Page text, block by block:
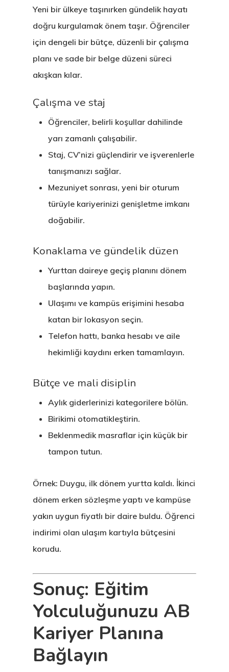
Yeni bir ülkeye taşınırken gündelik hayatı
doğru kurgulamak önem taşır. Öğrenciler
için dengeli bir bütçe, düzenli bir çalışma
planı ve sade bir belge düzeni süreci
akışkan kılar.
Çalışma ve staj
Öğrenciler, belirli koşullar dahilinde
yarı zamanlı çalışabilir.
Staj, CV’nizi güçlendirir ve işverenlerle
tanışmanızı sağlar.
Mezuniyet sonrası, yeni bir oturum
türüyle kariyerinizi genişletme imkanı
doğabilir.
Konaklama ve gündelik düzen
Yurttan daireye geçiş planını dönem
başlarında yapın.
Ulaşımı ve kampüs erişimini hesaba
katan bir lokasyon seçin.
Telefon hattı, banka hesabı ve aile
hekimliği kaydını erken tamamlayın.
Bütçe ve mali disiplin
Aylık giderlerinizi kategorilere bölün.
Birikimi otomatikleştirin.
Beklenmedik masraflar için küçük bir
tampon tutun.
Örnek: Duygu, ilk dönem yurtta kaldı. İkinci
dönem erken sözleşme yaptı ve kampüse
yakın uygun fiyatlı bir daire buldu. Öğrenci
indirimi olan ulaşım kartıyla bütçesini
korudu.
Sonuç: Eğitim
Yolculuğunuzu AB
Kariyer Planına
Bağlayın